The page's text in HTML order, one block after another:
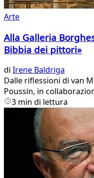
Arte
Alla Galleria
Bibbia dei pittori»
di Irene Baldriga
Dalle riflessioni di van
Poussin, in
3 min di lettura